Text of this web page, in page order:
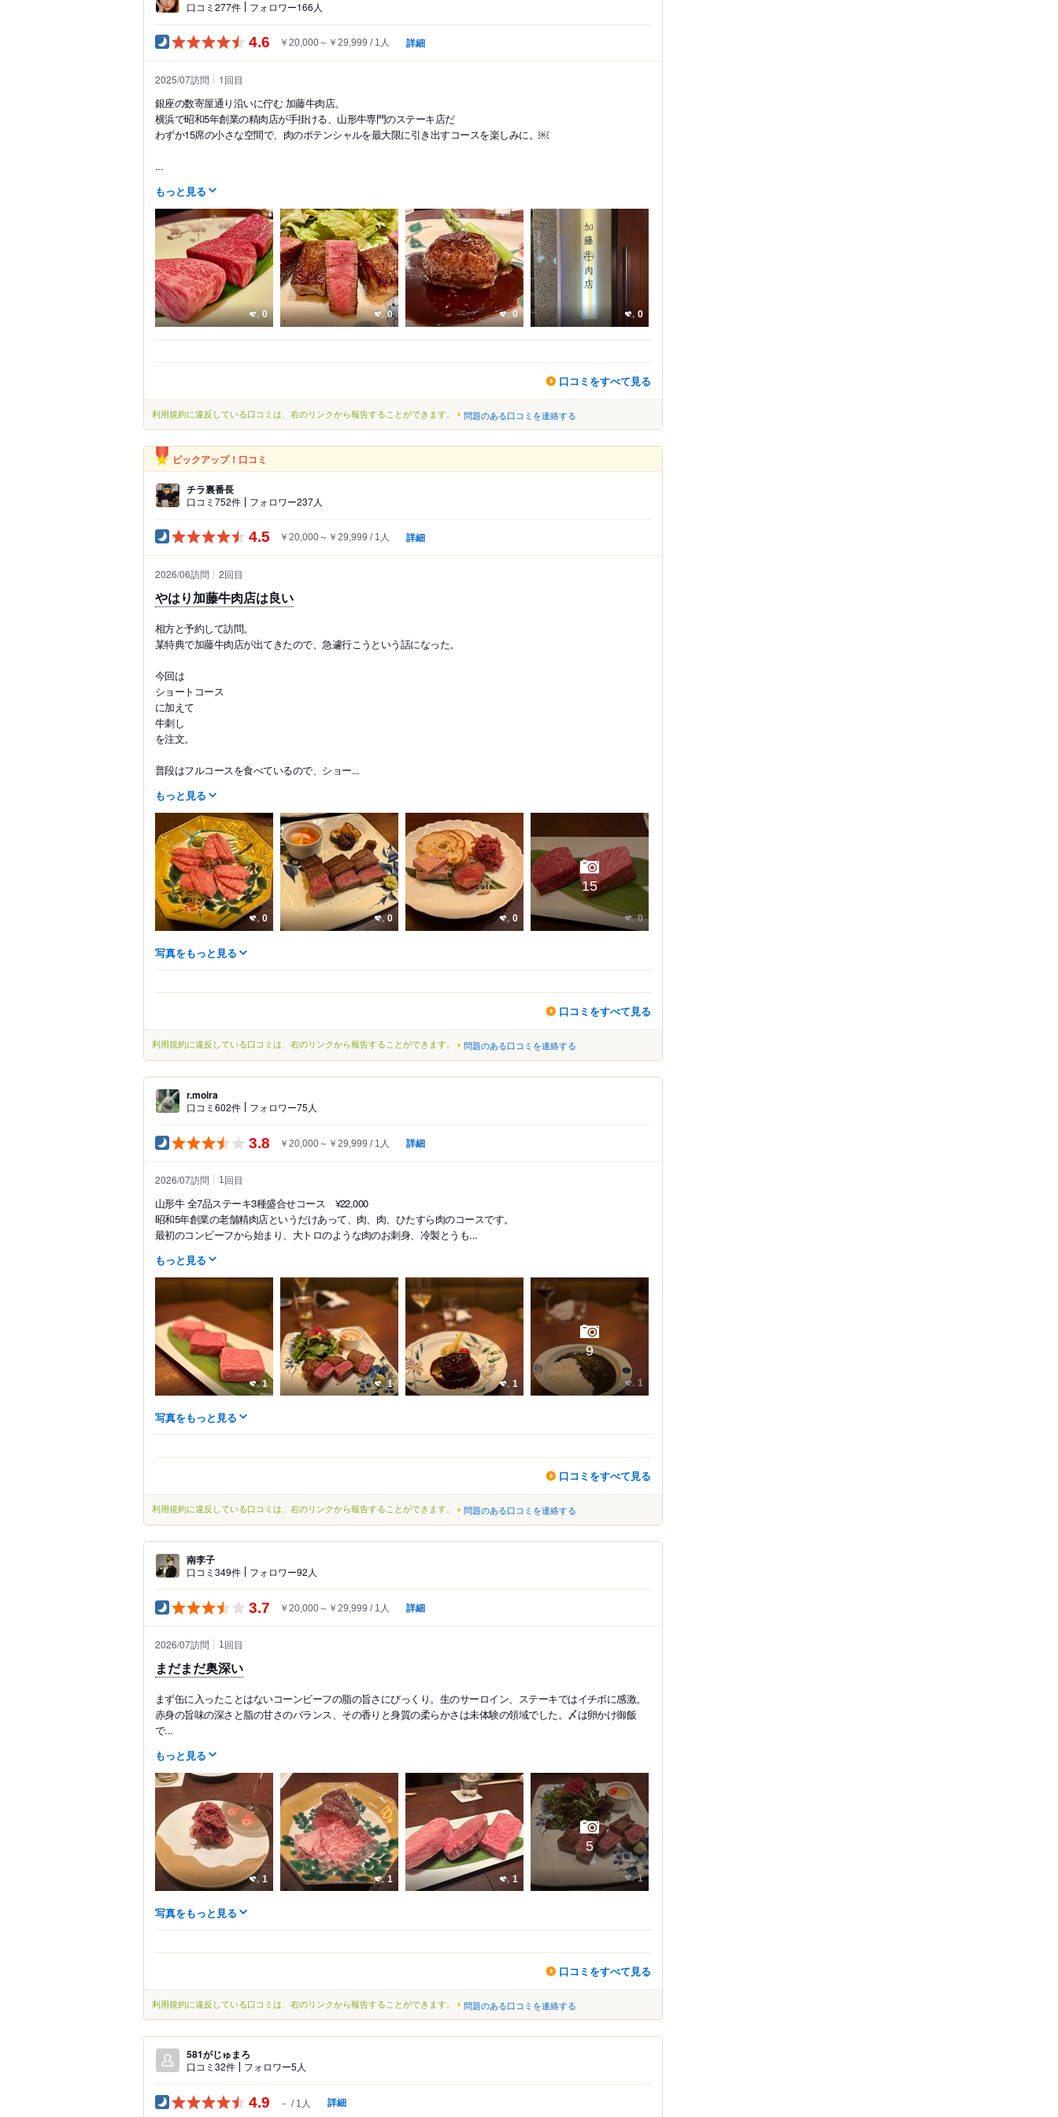
口コミ277件 フォロワー166人
4.6 ￥20,000～￥29,999 1人 詳細
2025/07訪問 1回目
銀座の数寄屋通り沿いに佇む 加藤牛肉店。
横浜で昭和5年創業の精肉店が手掛ける、山形牛専門のステーキ店だ
わずか15席の小さな空間で、肉のポテンシャルを最大限に引き出すコースを楽しみに。￼
...
もっと見る
0 0 0 0
口コミをすべて見る
利用規約に違反している口コミは、右のリンクから報告することができます。 問題のある口コミを連絡する
ピックアップ！口コミ
チラ裏番長
口コミ752件 フォロワー237人
4.5 ￥20,000～￥29,999 1人 詳細
2026/06訪問 2回目
やはり加藤牛肉店は良い
相方と予約して訪問。
某特典で加藤牛肉店が出てきたので、急遽行こうという話になった。
今回は
ショートコース
に加えて
牛刺し
を注文。
普段はフルコースを食べているので、ショー...
もっと見る
0 0 0 0
15
写真をもっと見る
口コミをすべて見る
利用規約に違反している口コミは、右のリンクから報告することができます。 問題のある口コミを連絡する
r.moira
口コミ602件 フォロワー75人
3.8 ￥20,000～￥29,999 1人 詳細
2026/07訪問 1回目
山形牛 全7品ステーキ3種盛合せコース ¥22,000
昭和5年創業の老舗精肉店というだけあって、肉、肉、ひたすら肉のコースです。
最初のコンビーフから始まり、大トロのような肉のお刺身、冷製とうも...
もっと見る
1 1 1 1
9
写真をもっと見る
口コミをすべて見る
利用規約に違反している口コミは、右のリンクから報告することができます。 問題のある口コミを連絡する
南李子
口コミ349件 フォロワー92人
3.7 ￥20,000～￥29,999 1人 詳細
2026/07訪問 1 回目
まだまだ奥深い
まず缶に入ったことはないコーンビーフの脂の旨さにびっくり。生のサーロイン、ステーキではイチボに感激。
赤身の旨味の深さと脂の甘さのバランス、その香りと身質の柔らかさは未体験の領域でした。〆は卵かけ御飯
で...
もっと見る
1 1 1 1
5
写真をもっと見る
口コミをすべて見る
利用規約に違反している口コミは、右のリンクから報告することができます。 問題のある口コミを連絡する
581がじゅまろ
口コミ32件 フォロワー5人
4.9 － 1人 詳細